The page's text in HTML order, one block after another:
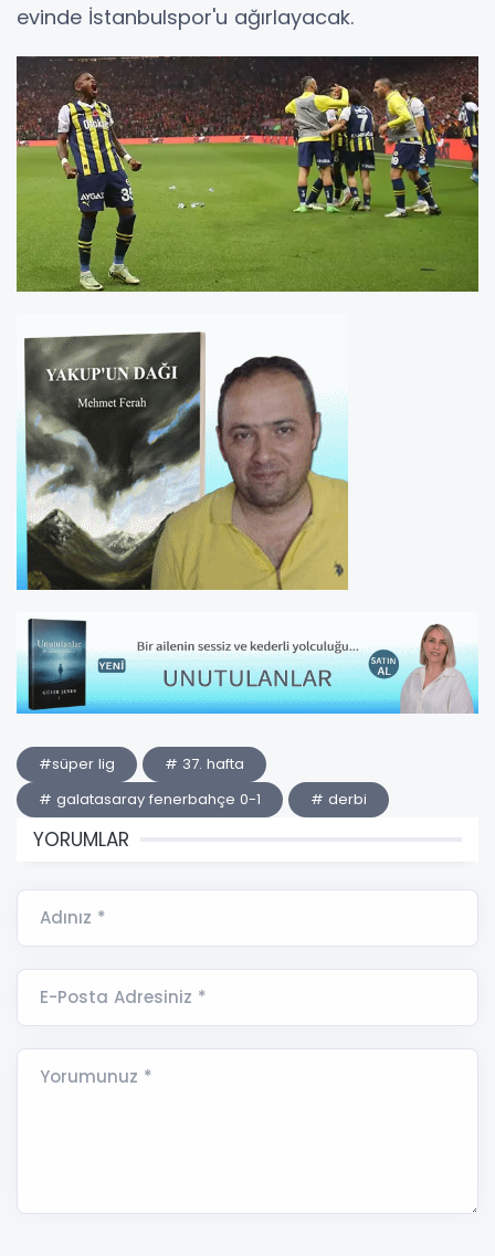
evinde İstanbulspor'u ağırlayacak.
#süper lig
# 37. hafta
# galatasaray fenerbahçe 0-1
# derbi
YORUMLAR
Adınız *
E-Posta Adresiniz *
Yorumunuz *